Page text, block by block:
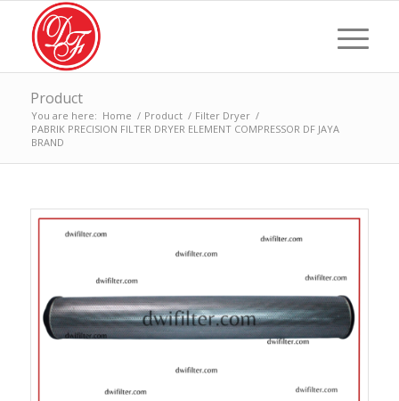
Product
You are here: Home / Product / Filter Dryer /
PABRIK PRECISION FILTER DRYER ELEMENT COMPRESSOR DF JAYA
BRAND